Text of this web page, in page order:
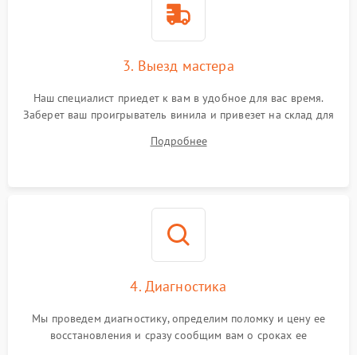
3. Выезд мастера
Наш специалист приедет к вам в удобное для вас время.
Заберет ваш проигрыватель винила и привезет на склад для
Подробнее
4. Диагностика
Мы проведем диагностику, определим поломку и цену ее
восстановления и сразу сообщим вам о сроках ее